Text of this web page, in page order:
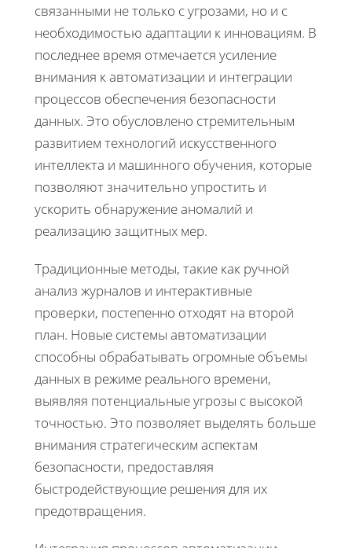
связанными не только с угрозами, но и с
необходимостью адаптации к инновациям. В
последнее время отмечается усиление
внимания к автоматизации и интеграции
процессов обеспечения безопасности
данных. Это обусловлено стремительным
развитием технологий искусственного
интеллекта и машинного обучения, которые
позволяют значительно упростить и
ускорить обнаружение аномалий и
реализацию защитных мер.
Традиционные методы, такие как ручной
анализ журналов и интерактивные
проверки, постепенно отходят на второй
план. Новые системы автоматизации
способны обрабатывать огромные объемы
данных в режиме реального времени,
выявляя потенциальные угрозы с высокой
точностью. Это позволяет выделять больше
внимания стратегическим аспектам
безопасности, предоставляя
быстродействующие решения для их
предотвращения.